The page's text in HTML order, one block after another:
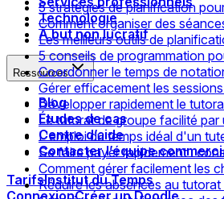
Technologie
À but non lucratif
Ressources
Blog
Études de cas
Centre d’aide
Contacter l’équipe
TarifsInstitut du Temps
ConnexionCréer un Doodle
5 stratégies de planification
Comment organiser des
Les meilleurs outils de
5 conseils de programmation
Coordonner le temps de
Gérer efficacement les
Développer rapidement le
Le tutorat de groupe facilité
L'emploi du temps idéal d'un
Se faire payer rapidement :
Comment gérer facilement les
Réduire les absences au